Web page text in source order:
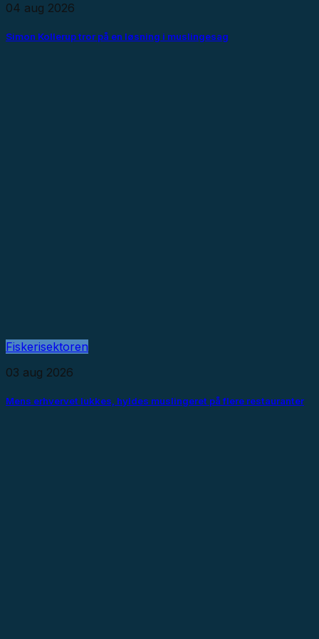
04 aug 2026
Simon Kollerup tror på en løsning i muslingesag
Fiskerisektoren
03 aug 2026
Mens erhvervet lukkes, hyldes muslingeret på flere restauranter